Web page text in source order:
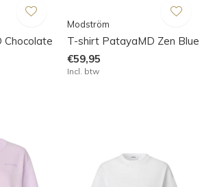
Chocolate
Modström
T-shirt PatayaMD Zen Blue
€59,95
Incl. btw